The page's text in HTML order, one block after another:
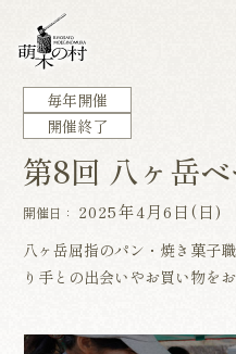
毎年開催
開催終了
第8回 八ヶ岳
開催日： 2025年4月6日(日)
八ヶ岳屈指のパン・焼き菓子
り手との出会いやお買い物を